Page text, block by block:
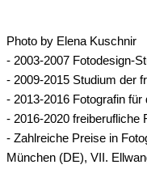
Photo by Elena Kuschnir
- 2003-2007 Fotodesign-
- 2009-2015 Studium der
- 2013-2016 Fotografin
- 2016-2020 freiberufliche
- Zahlreiche Preise in
München (DE), VII.